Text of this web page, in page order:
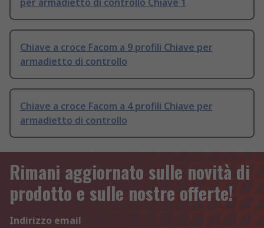
per armadietto di controllo Chiave 1
Chiave a croce Facom a 9 profili Chiave per
armadietto di controllo
Chiave a croce Facom a 4 profili Chiave per
armadietto di controllo
Rimani aggiornato sulle novità di
prodotto e sulle nostre offerte!
Indirizzo email